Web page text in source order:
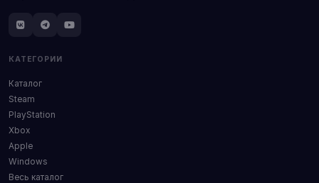
КАТЕГОРИИ
Каталог
Steam
PlayStation
Xbox
Apple
Windows
Весь каталог